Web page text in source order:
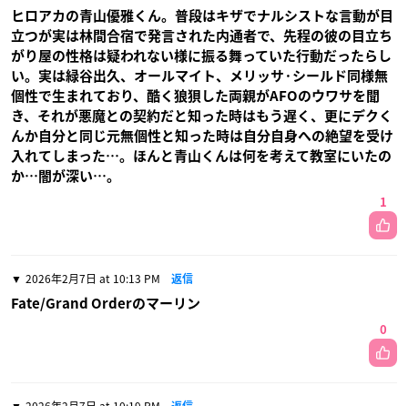
ヒロアカの青山優雅くん。普段はキザでナルシストな言動が目
立つが実は林間合宿で発言された内通者で、先程の彼の目立ち
がり屋の性格は疑われない様に振る舞っていた行動だったらし
い。実は緑谷出久、オールマイト、メリッサ·シールド同様無
個性で生まれており、酷く狼狽した両親がAFOのウワサを聞
き、それが悪魔との契約だと知った時はもう遅く、更にデクく
んか自分と同じ元無個性と知った時は自分自身への絶望を受け
入れてしまった…。ほんと青山くんは何を考えて教室にいたの
か…闇が深い…。
1
2026年2月7日 at 10:13 PM 返信
Fate/Grand Orderのマーリン
0